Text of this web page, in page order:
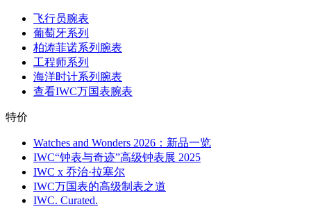
飞行员腕表
葡萄牙系列
柏涛菲诺系列腕表
工程师系列
海洋时计系列腕表
查看IWC万国表腕表
特价
Watches and Wonders 2026：新品一览
IWC“钟表与奇迹”高级钟表展 2025
IWC x 乔治·拉塞尔
IWC万国表的高级制表之道
IWC. Curated.